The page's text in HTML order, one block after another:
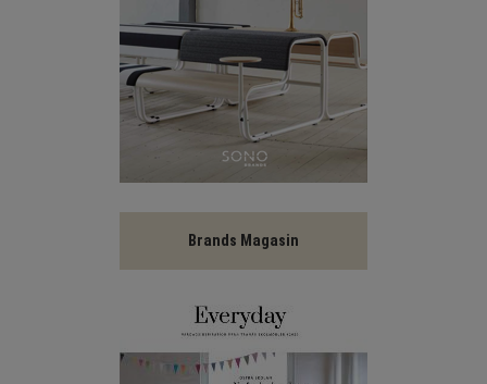
Brands Magasin